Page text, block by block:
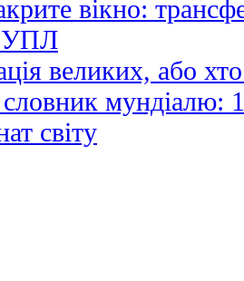
вікно:
УПЛ
великих, або
мундіалю:
світу